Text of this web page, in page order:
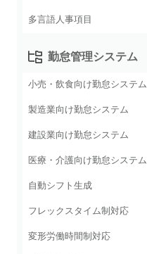
多言語人事項目
勤怠管理システム
小売・飲食向け勤怠システム
製造業向け勤怠システム
建設業向け勤怠システム
医療・介護向け勤怠システム
自動シフト生成
フレックスタイム制対応
変形労働時間制対応